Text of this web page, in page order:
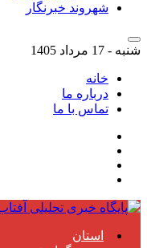
شهروند خبرنگار
شنبه - 17 مرداد 1405
خانه
درباره ما
تماس با ما
استان